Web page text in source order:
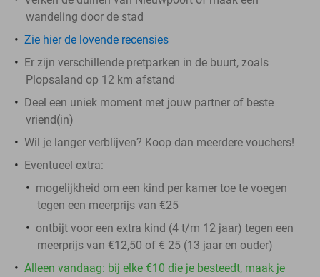
wandeling door de stad
Zie hier de lovende recensies
Er zijn verschillende pretparken in de buurt, zoals
Plopsaland op 12 km afstand
Deel een uniek moment met jouw partner of beste
vriend(in)
Wil je langer verblijven? Koop dan meerdere vouchers!
Eventueel extra:
mogelijkheid om een kind per kamer toe te voegen
tegen een meerprijs van €25
ontbijt voor een extra kind (4 t/m 12 jaar) tegen een
meerprijs van €12,50 of € 25 (13 jaar en ouder)
Alleen vandaag: bij elke €10 die je besteedt, maak je